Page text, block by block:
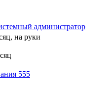
администратор
на руки
555